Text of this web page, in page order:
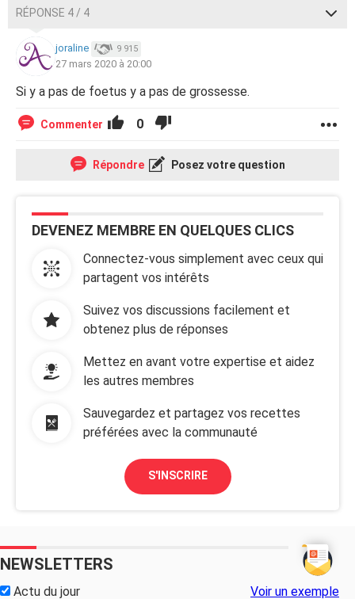
RÉPONSE 4 / 4
joraline 9 915
27 mars 2020 à 20:00
Si y a pas de foetus y a pas de grossesse.
Commenter 0
Répondre Posez votre question
DEVENEZ MEMBRE EN QUELQUES CLICS
Connectez-vous simplement avec ceux qui
partagent vos intérêts
Suivez vos discussions facilement et
obtenez plus de réponses
Mettez en avant votre expertise et aidez
les autres membres
Sauvegardez et partagez vos recettes
préférées avec la communauté
S'INSCRIRE
NEWSLETTERS
Actu du jour Voir un exemple